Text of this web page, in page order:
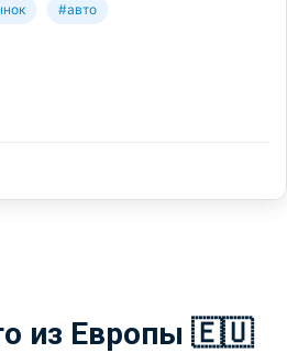
#авто
из Европы 🇪🇺